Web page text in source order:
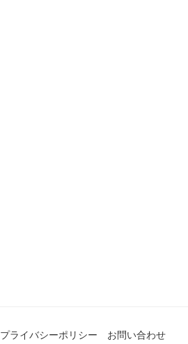
プライバシーポリシー お問い合わせ